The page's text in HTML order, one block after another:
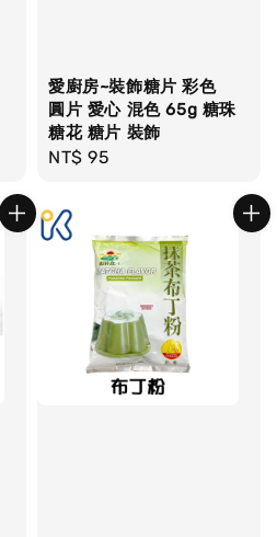
愛廚房~裝飾糖片 彩色
圓片 愛心 混色 65g 糖珠
糖花 糖片 裝飾
Regular
NT$ 95